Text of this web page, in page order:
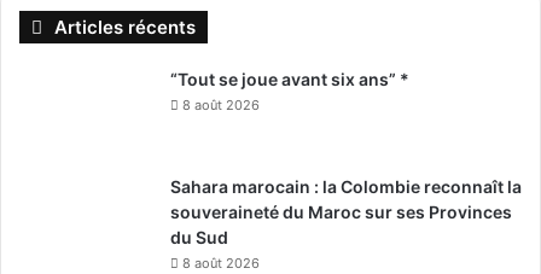
Articles récents
“Tout se joue avant six ans” *
8 août 2026
Sahara marocain : la Colombie reconnaît la
souveraineté du Maroc sur ses Provinces
du Sud
8 août 2026